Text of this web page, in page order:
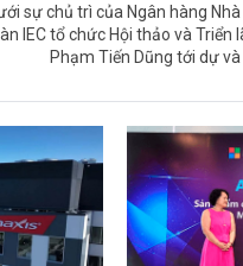
sự chủ trì của Ngân hàng
IEC tổ chức Hội thảo và
Phạm Tiến Dũng tới dự và